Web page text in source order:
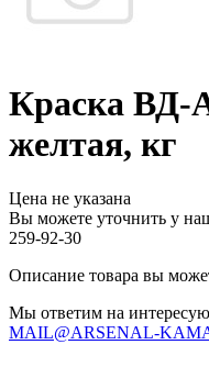
Краска ВД-
желтая, кг
Цена не указана
Вы можете уточнить у
259-92-30
Описание товара вы
Мы ответим на
MAIL@ARSENAL-